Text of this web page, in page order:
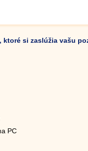
ktoré si zaslúžia vašu
PC